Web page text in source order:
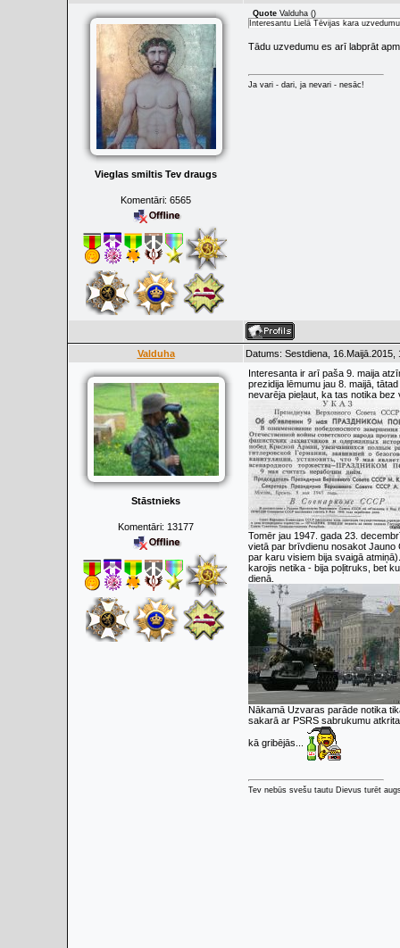
Vieglas smiltis Tev draugs
Komentāri: 6565
Quote Valduha ()
Interesantu Lielā Tēvijas kara
Tādu uzvedumu es arī labprāt
Ja vari - dari, ja nevari - nesāc!
Valduha Datums: Sestdiena,
Stāstnieks
Komentāri: 13177
Interesanta ir arī paša 9. maija
prezidija lēmumu jau 8. maijā,
nevarēja pieļaut, ka tas notika bez
Tomēr jau 1947. gada 23.
vietā par brīvdienu nosakot Jauno
par karu visiem bija svaigā
karojis netika - bija poļitruks, bet
dienā.
Nākamā Uzvaras parāde notika
sakarā ar PSRS sabrukumu
kā gribējās...
Tev nebūs svešu tautu Dievus turēt